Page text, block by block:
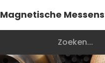
Magnetische